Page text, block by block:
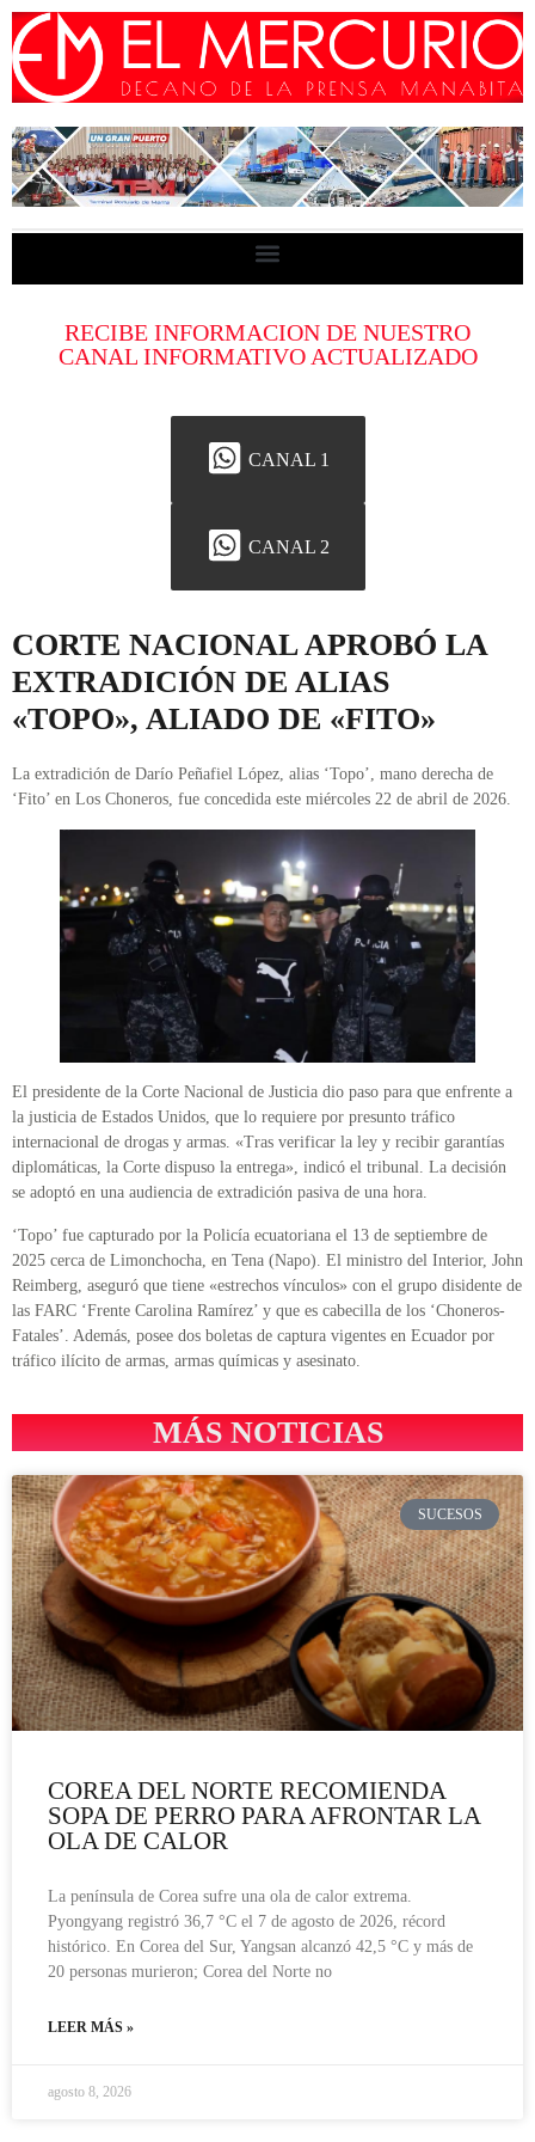
RECIBE INFORMACION DE NUESTRO
CANAL INFORMATIVO ACTUALIZADO
CANAL 1
CANAL 2
CORTE NACIONAL APROBÓ LA
EXTRADICIÓN DE ALIAS
«TOPO», ALIADO DE «FITO»
La extradición de Darío Peñafiel López, alias ‘Topo’, mano derecha de
‘Fito’ en Los Choneros, fue concedida este miércoles 22 de abril de 2026.
El presidente de la Corte Nacional de Justicia dio paso para que enfrente a
la justicia de Estados Unidos, que lo requiere por presunto tráfico
internacional de drogas y armas. «Tras verificar la ley y recibir garantías
diplomáticas, la Corte dispuso la entrega», indicó el tribunal. La decisión
se adoptó en una audiencia de extradición pasiva de una hora.
‘Topo’ fue capturado por la Policía ecuatoriana el 13 de septiembre de
2025 cerca de Limonchocha, en Tena (Napo). El ministro del Interior, John
Reimberg, aseguró que tiene «estrechos vínculos» con el grupo disidente de
las FARC ‘Frente Carolina Ramírez’ y que es cabecilla de los ‘Choneros-
Fatales’. Además, posee dos boletas de captura vigentes en Ecuador por
tráfico ilícito de armas, armas químicas y asesinato.
MÁS NOTICIAS
SUCESOS
COREA DEL NORTE RECOMIENDA
SOPA DE PERRO PARA AFRONTAR LA
OLA DE CALOR
La península de Corea sufre una ola de calor extrema.
Pyongyang registró 36,7 °C el 7 de agosto de 2026, récord
histórico. En Corea del Sur, Yangsan alcanzó 42,5 °C y más de
20 personas murieron; Corea del Norte no
LEER MÁS »
agosto 8, 2026